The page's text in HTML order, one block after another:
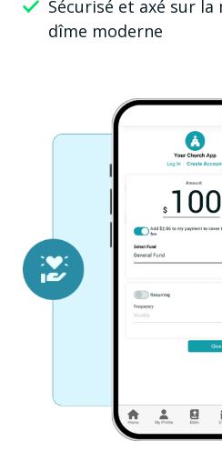
Sécurisé et axé sur
dîme moderne